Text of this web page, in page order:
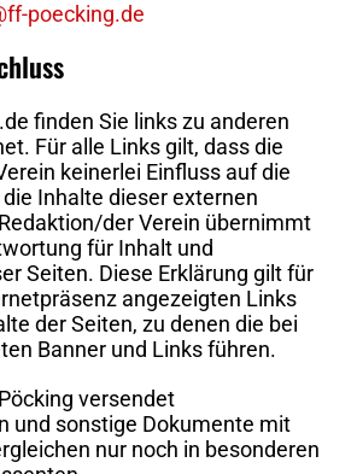
poecking.de
finden Sie links zu anderen
Für alle Links gilt, dass die
keinerlei Einfluss auf die
Inhalte dieser externen
der Verein übernimmt
für Inhalt und
Seiten. Diese Erklärung gilt für
angezeigten Links
der Seiten, zu denen die bei
Banner und Links führen.
versendet
und sonstige Dokumente mit
nur noch in besonderen